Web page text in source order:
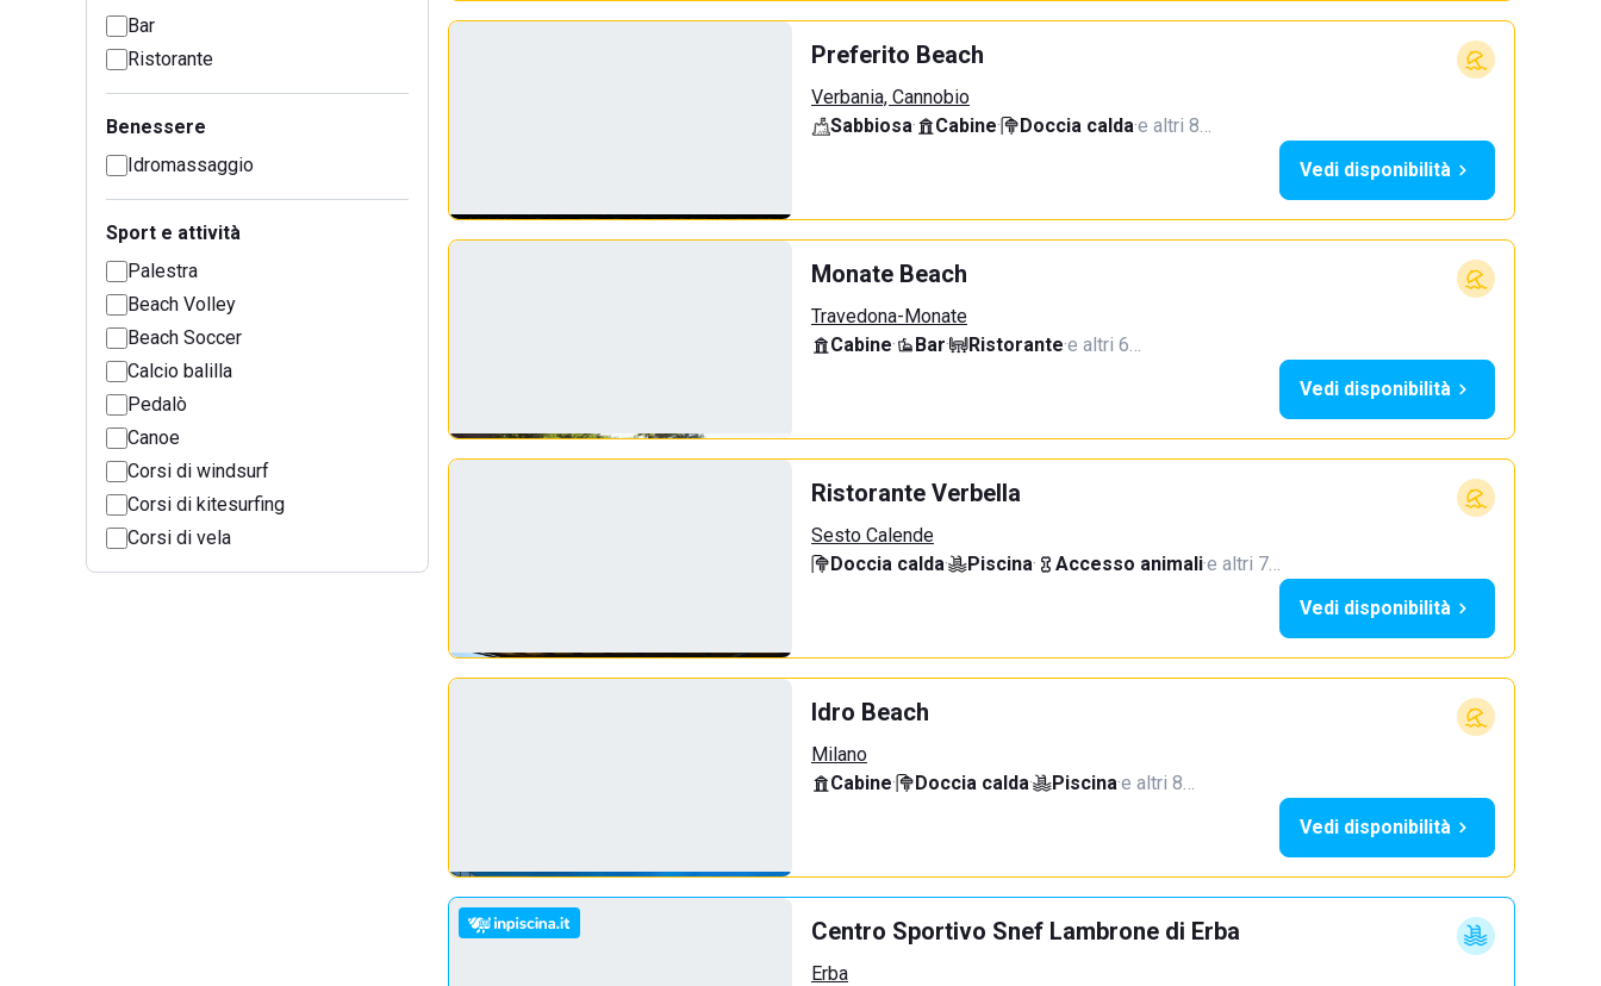
Bar
Ristorante
Benessere
Idromassaggio
Sport e attività
Palestra
Beach Volley
Beach Soccer
Calcio balilla
Pedalò
Canoe
Corsi di windsurf
Corsi di kitesurfing
Corsi di vela
Preferito Beach
Verbania, Cannobio
Sabbiosa· Cabine· Doccia calda·e altri 8…
Vedi disponibilità
Monate Beach
Travedona-Monate
Cabine· Bar· Ristorante·e altri 6…
Vedi disponibilità
Ristorante Verbella
Sesto Calende
Doccia calda· Piscina· Accesso animali·e altri 7…
Vedi disponibilità
Idro Beach
Milano
Cabine· Doccia calda· Piscina·e altri 8…
Vedi disponibilità
Centro Sportivo Snef Lambrone di Erba
Erba